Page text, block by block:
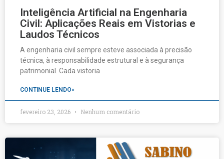
Inteligência Artificial na Engenharia
Civil: Aplicações Reais em Vistorias e
Laudos Técnicos
A engenharia civil sempre esteve associada à precisão
técnica, à responsabilidade estrutural e à segurança
patrimonial. Cada vistoria
CONTINUE LENDO»
fevereiro 23, 2026 Nenhum comentário